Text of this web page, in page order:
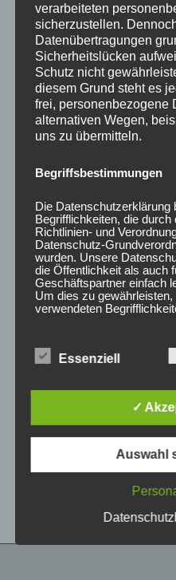
CONCAVER CVR1
19×8,5 ET35 5×112
Brushed Bronze
450,00€ *
Bewertet
mit
19×8 ET40 5×112
425,00€ *
verarbeiteten
sicherzustellen.
Datenübertragungen
Sicherheitslücken
Schutz nicht
diesem Grund steht es
frei, personenbezogene
alternativen Wegen,
uns zu übermitteln.
Begriffsbestimmungen
Die Datenschutzerklärung
Begrifflichkeiten, die
Richtlinien- und
Datenschutz-
wurden. Unsere
die Öffentlichkeit als auch
Geschäftspartner einfach
Um dies zu
verwendeten
Wir verwenden in dieser
unter anderem die
Personenbezogene
identifizierbare
wird eine natürliche
Essenziell
✓
Auswahl